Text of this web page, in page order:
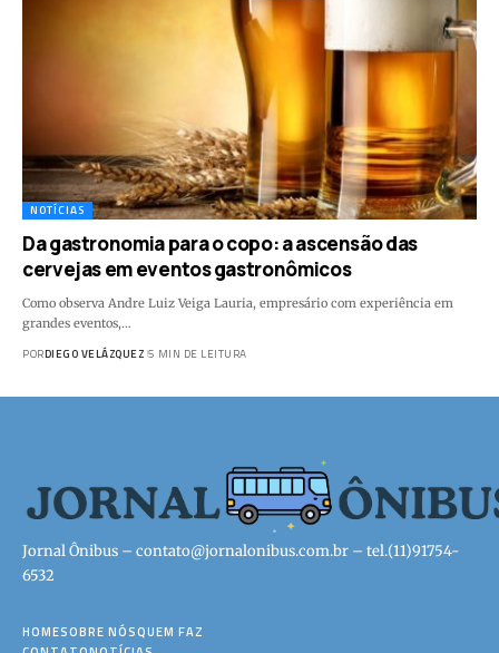
NOTÍCIAS
Da gastronomia para o copo: a ascensão das
cervejas em eventos gastronômicos
Como observa Andre Luiz Veiga Lauria, empresário com experiência em
grandes eventos,…
PORDIEGO VELÁZQUEZ 5 MIN DE LEITURA
Jornal Ônibus – contato@jornalonibus.com.br – tel.(11)91754-
6532
HOMESOBRE NÓSQUEM FAZ